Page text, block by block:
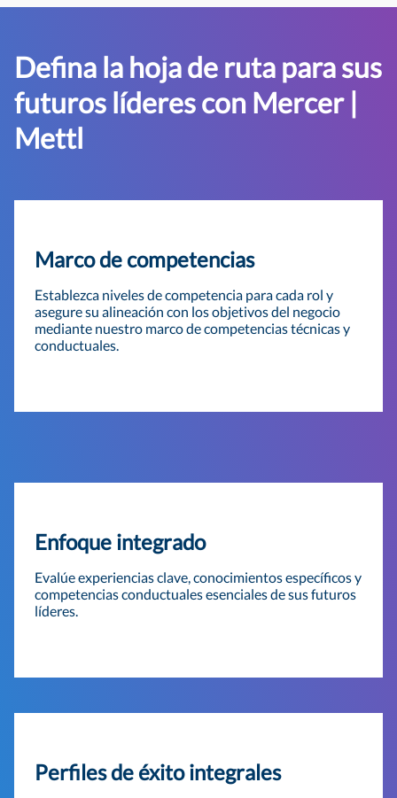
Defina la hoja de ruta para sus
futuros líderes con Mercer |
Mettl
Marco de competencias
Establezca niveles de competencia para cada rol y
asegure su alineación con los objetivos del negocio
mediante nuestro marco de competencias técnicas y
conductuales.
Enfoque integrado
Evalúe experiencias clave, conocimientos específicos y
competencias conductuales esenciales de sus futuros
líderes.
Perfiles de éxito integrales